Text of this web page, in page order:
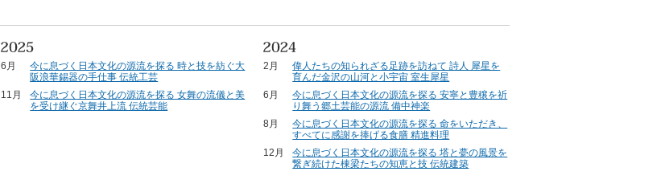
6月
今に息づく日本文化の源流を探る 時と技を紡ぐ大
阪浪華錫器の手仕事 伝統工芸
11月
今に息づく日本文化の源流を探る 女舞の流儀と美
を受け継ぐ京舞井上流 伝統芸能
2月
偉人たちの知られざる足跡を訪ねて 詩人 犀星を
育んだ金沢の山河と小宇宙 室生犀星
6月
今に息づく日本文化の源流を探る 安寧と豊穣を祈
り舞う郷土芸能の源流 備中神楽
8月
今に息づく日本文化の源流を探る 命をいただき、
すべてに感謝を捧げる食膳 精進料理
12月
今に息づく日本文化の源流を探る 塔と甍の風景を
繋ぎ続けた棟梁たちの知恵と技 伝統建築